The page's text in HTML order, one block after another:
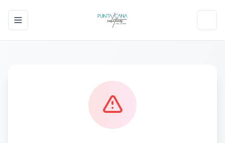
Toggle navigation menu